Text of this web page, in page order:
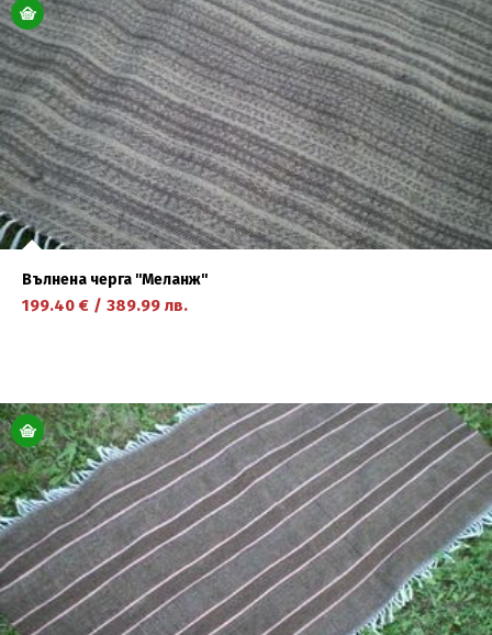
научете повече
Вълнена черга ''Меланж''
199.40 € / 389.99 лв.
научете повече